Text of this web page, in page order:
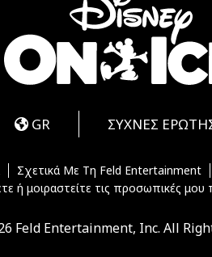
GR ΣΥΧΝΕΣ
Σχετικά Με Τη Feld Entertainment
ή μοιραστείτε τις προσωπικές μου
Feld Entertainment, Inc. All